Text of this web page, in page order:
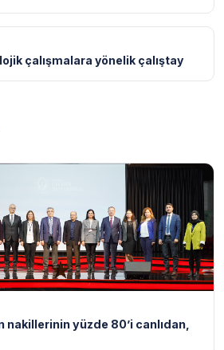
çalışmalara yönelik çalıştay
nakillerinin yüzde 80’i canlıdan,